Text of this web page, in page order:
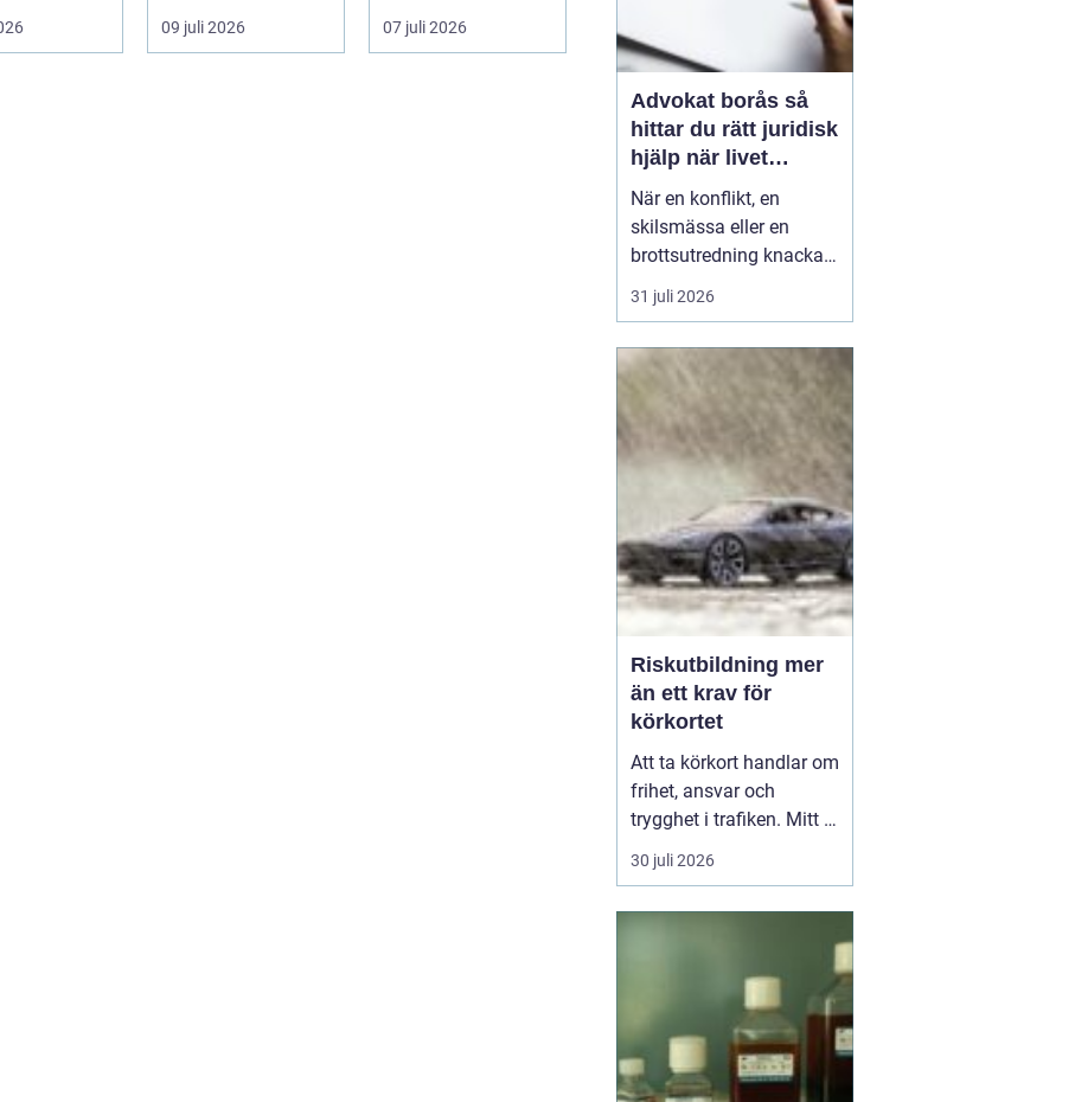
fastighetsägare vill
kombine...
09 juli 2026
sydkustens klimat
vill hitta ett smar...
07 juli 2026
Advokat borås så
hittar du rätt juridisk
hjälp när livet
krånglar
När en konflikt, en
skilsmässa eller en
brottsutredning knackar
på dörren förändras
vardagen snabbt.
länge med att kontakta
jurist, ofta av oro för
kostnader eller för att de
inte vet vart de ska
vända sig. Samtidigt kan
31 juli 2026
Riskutbildning mer
än ett krav för
körkortet
Att ta körkort handlar om
frihet, ansvar och
trygghet i trafiken. Mitt i
allt detta finns
riskutbildning, som
tanke: att ge blivande
förare en realistisk bild
av r...
30 juli 2026